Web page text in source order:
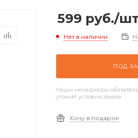
599 руб./
Нет в наличии
ПОД
Наши менеджеры
уточнят условия заказа
Хочу в подарок